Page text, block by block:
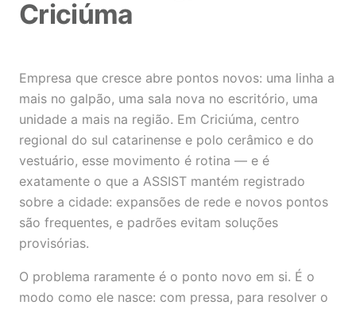
Criciúma
Empresa que cresce abre pontos novos: uma linha a
mais no galpão, uma sala nova no escritório, uma
unidade a mais na região. Em Criciúma, centro
regional do sul catarinense e polo cerâmico e do
vestuário, esse movimento é rotina — e é
exatamente o que a ASSIST mantém registrado
sobre a cidade: expansões de rede e novos pontos
são frequentes, e padrões evitam soluções
provisórias.
O problema raramente é o ponto novo em si. É o
modo como ele nasce: com pressa, para resolver o